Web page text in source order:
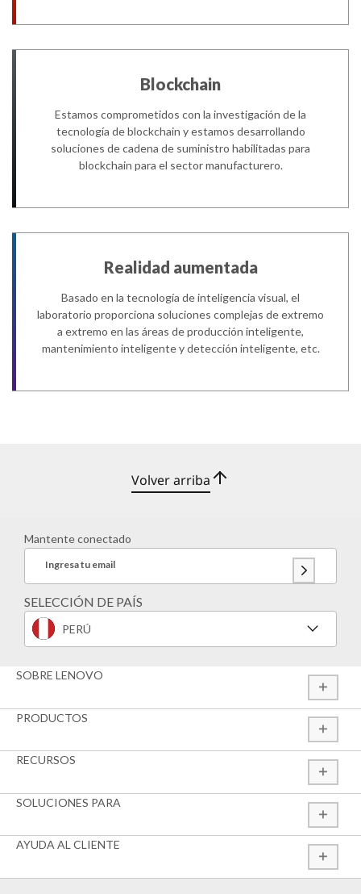
Blockchain
Estamos comprometidos con la investigación de la
tecnología de blockchain y estamos desarrollando
soluciones de cadena de suministro habilitadas para
blockchain para el sector manufacturero.
Realidad aumentada
Basado en la tecnología de inteligencia visual, el
laboratorio proporciona soluciones complejas de extremo
a extremo en las áreas de producción inteligente,
mantenimiento inteligente y detección inteligente, etc.
Volver arriba
Mantente conectado
Ingresa tu email
SELECCIÓN DE PAÍS
PERÚ
SOBRE LENOVO
PRODUCTOS
RECURSOS
SOLUCIONES PARA
AYUDA AL CLIENTE